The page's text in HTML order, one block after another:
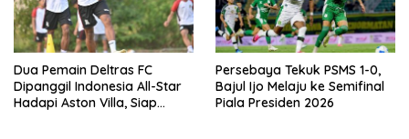
Dua Pemain Deltras FC
Dipanggil Indonesia All-Star
Hadapi Aston Villa, Siap
Persebaya Tekuk PSMS 1-0,
Bajul Ijo Melaju ke Semifinal
Piala Presiden 2026